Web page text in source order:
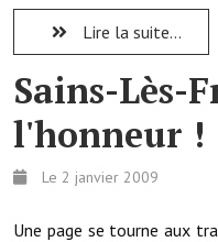
Horaires de la mairie
Les foulées
ACCÈS RAPIDE
Démarches administratives
Projets et travaux en
Lire la suite...
Sains-Lès-
l'honneur !
Le 2 janvier 2009
Une page se tourne aux